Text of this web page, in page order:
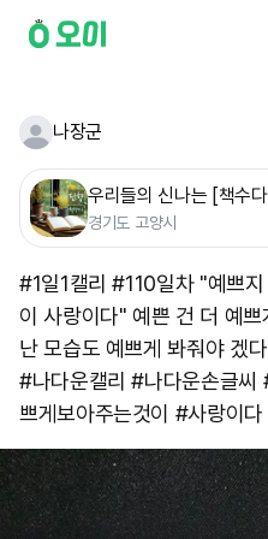
나장군
우리들의 신나는 [책수
경기도 고양시
#1일1캘리 #110일차 "예쁘
이 사랑이다" 예쁜 건 더 예
난 모습도 예쁘게 봐줘야 겠
#나다운캘리 #나다운손글씨
쁘게보아주는것이 #사랑이다